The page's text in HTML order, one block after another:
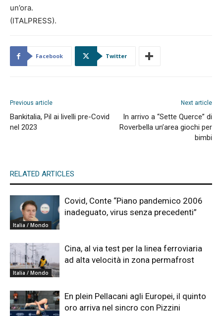
un’ora.
(ITALPRESS).
Facebook Twitter
Previous article
Bankitalia, Pil ai livelli pre-Covid
nel 2023
Next article
In arrivo a “Sette Querce” di
Roverbella un’area giochi per
bimbi
RELATED ARTICLES
Italia / Mondo
Covid, Conte “Piano pandemico 2006
inadeguato, virus senza precedenti”
Italia / Mondo
Cina, al via test per la linea ferroviaria
ad alta velocità in zona permafrost
En plein Pellacani agli Europei, il quinto
oro arriva nel sincro con Pizzini